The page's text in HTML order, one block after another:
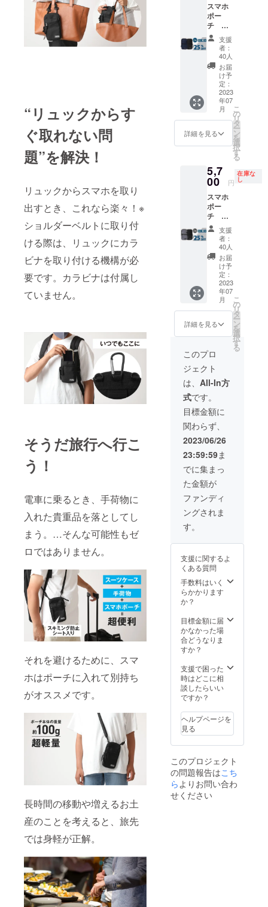
“リュックからす
ぐ取れない問
題”を解決！
リュックからスマホを取り
出すとき、これなら楽々！※
ショルダーベルトに取り付
ける際は、リュックにカラ
ビナを取り付ける機構が必
要です。カラビナは付属し
ていません。
そうだ旅行へ行こ
う！
電車に乗るとき、手荷物に
入れた貴重品を落としてし
まう。…そんな可能性もゼ
ロではありません。
それを避けるために、スマ
ホはポーチに入れて別持ち
がオススメです。
長時間の移動や増えるお土
産のことを考えると、旅先
では身軽が正解。
スマホ
ポー
チ ネ
イビー
+ブラッ
ク 1個
ずつ合
計2個
一般販
売予定
価格
7,600円
（税
込・送
料無
フ
支援
者：
40人
お届
け予
定：
2023
年07
月
詳細を見る
こ
の
リ
タ
ー
ン
を
選
択
す
る
5,7
00 円
在庫な
し
スマホ
ポー
チ グ
レー+ブ
ラッ
ク 1個
ずつ合
計2個
一般販
売予定
価格
7,600円
（税
込・送
料無
25%オ
フ
支援
者：
40人
お届
け予
定：
2023
年07
月
詳細を見る
こ
の
リ
タ
ー
ン
を
選
択
す
る
このプロ
ジェクト
は、 All-In方
式です。
目標金額に
関わらず、
2023/06/26
23:59:59ま
でに集まっ
た金額が
ファンディ
ングされま
す。
支援に関するよ
くある質問
手数料はいく
らかかります
か？
目標金額に届
かなかった場
合どうなりま
すか？
支援で困った
時はどこに相
談したらいい
ですか？
ヘルプページを
見る
このプロジェクト
の問題報告はこち
らよりお問い合わ
せください